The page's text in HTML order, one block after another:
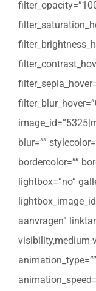
blur=””
bordercolor=””
lightbox=”no”
aanvragen”
visibility,medium-